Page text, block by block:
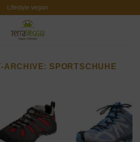
Lifestyle vegan
ARCHIVE: SPORTSCHUHE